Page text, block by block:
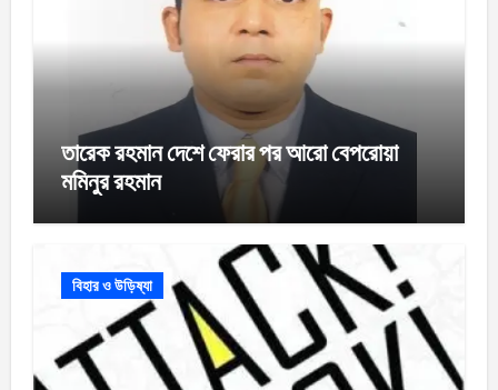
তারেক রহমান দেশে ফেরার পর আরো বেপরোয়া
মমিনুর রহমান
বিহার ও উড়িষ্যা